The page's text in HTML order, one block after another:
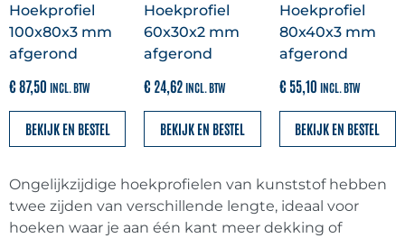
Afwerkprofielen (0)
Platpanelen (0)
2-delige dagkantafwerkingen (0)
Hoekprofiel
100x80x3 mm
afgerond
€ 87,50 INCL. BTW
BEKIJK EN BESTEL
Hoekprofiel
60x30x2 mm
afgerond
€ 24,62INCL. BTW
BEKIJK EN BESTEL
Hoekprofiel
80x40x3 mm
afgerond
€ 55,10 INCL. BTW
BEKIJK EN BESTEL
Ongelijkzijdige hoekprofielen van kunststof hebben
twee zijden van verschillende lengte, ideaal voor
hoeken waar je aan één kant meer dekking of